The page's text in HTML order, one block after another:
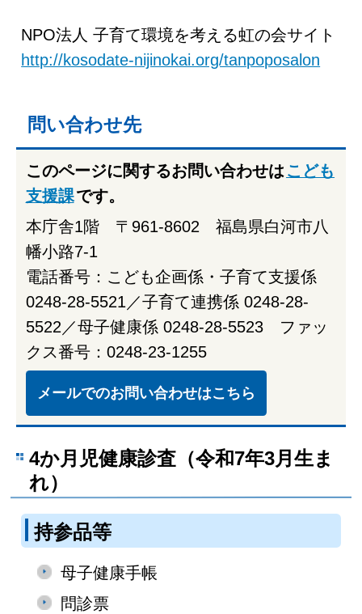
NPO法人 子育て環境を考える虹の会サイト
http://kosodate-nijinokai.org/tanpoposalon
問い合わせ先
このページに関するお問い合わせは こども
支援課です。
本庁舎1階 〒961-8602 福島県白河市八
幡小路7-1
電話番号：こども企画係・子育て支援係
0248-28-5521／子育て連携係 0248-28-
5522／母子健康係 0248-28-5523 ファッ
クス番号：0248-23-1255
メールでのお問い合わせはこちら
4か月児健康診査（令和7年3月生ま
れ）
持参品等
母子健康手帳
問診票